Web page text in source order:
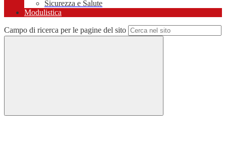
Sicurezza e Salute
Modulistica
Campo di ricerca per le pagine del sito